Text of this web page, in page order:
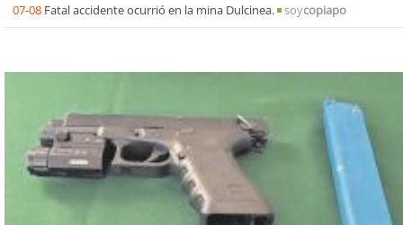
07-08 Fatal accidente ocurrió en la mina Dulcinea. soycopiapo